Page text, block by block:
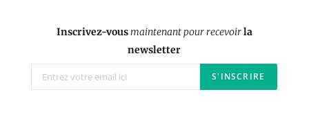
Inscrivez-vousmaintenant pour recevoirla
newsletter